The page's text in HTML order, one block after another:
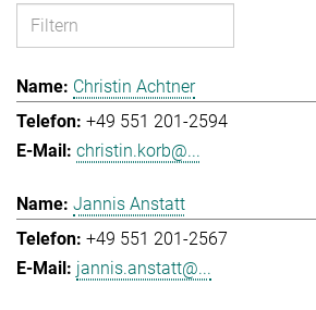
Christin Achtner
+49 551 201-2594
christin.korb@...
Jannis Anstatt
+49 551 201-2567
jannis.anstatt@...